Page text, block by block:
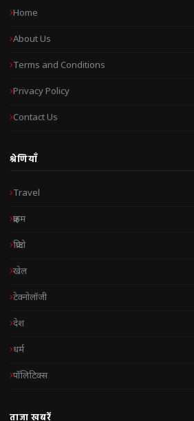
Home
About Us
Terms and Conditions
Privacy Policy
Contact Us
श्रेणियाँ
Travel
क्राइम
क्रिप्टो
खेल
टेक्नोलॉजी
देश
धर्म
पॉलिटिक्स
ताज़ा खबरें